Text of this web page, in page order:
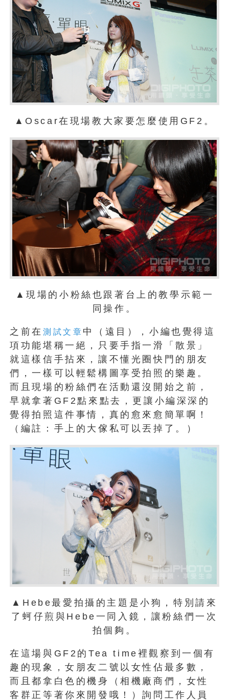
▲Oscar在現場教大家要怎麼使用GF2。
▲現場的小粉絲也跟著台上的教學示範一
同操作。
之前在 測試文章 中（遠目），小編也覺得這
項功能堪稱一絕，只要手指一滑「散景」
就這樣信手拈來，讓不懂光圈快門的朋友
們，一樣可以輕鬆構圖享受拍照的樂趣。
而且現場的粉絲們在活動還沒開始之前，
早就拿著GF2點來點去，更讓小編深深的
覺得拍照這件事情，真的愈來愈簡單啊！
（編註：手上的大傢私可以丟掉了。）
▲Hebe最愛拍攝的主題是小狗，特別請來
了蚵仔煎與Hebe一同入鏡，讓粉絲們一次
拍個夠。
在這場與GF2的Tea time裡觀察到一個有
趣的現象，女朋友二號以女性佔最多數，
而且都拿白色的機身（相機廠商們，女性
客群正等著你來開發哦！）詢問工作人員